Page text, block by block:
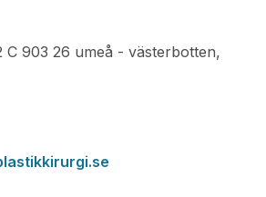
C 903 26 umeå - västerbotten,